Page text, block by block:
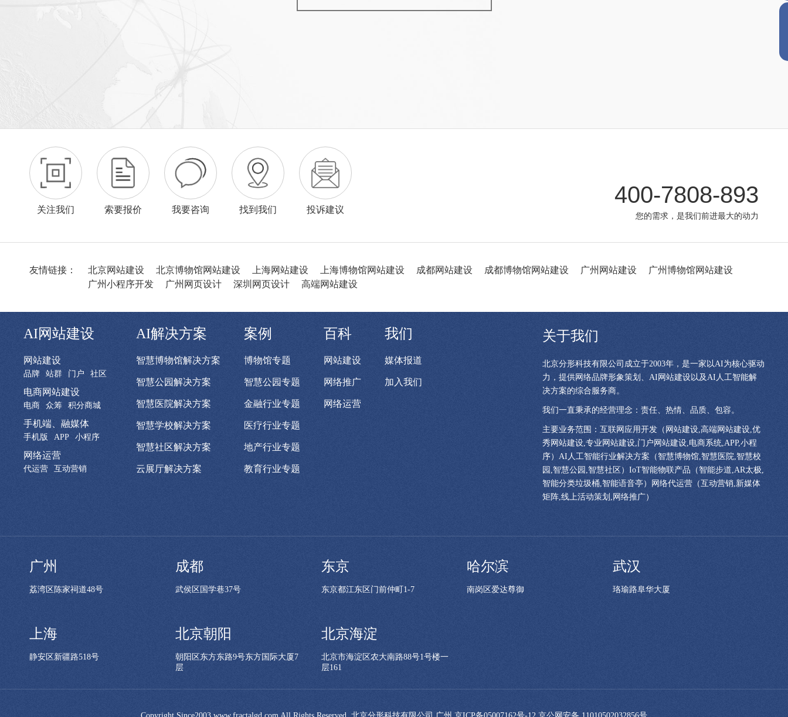
关注我们 索要报价 我要咨询 找到我们 投诉建议
400-7808-893
您的需求，是我们前进最大的动力
友情链接： 北京网站建设 北京博物馆网站建设 上海网站建设 上海博物馆网站建设 成都网站建设 成都博物馆网站建设 广州网站建设
广州博物馆网站建设
广州小程序开发
广州网页设计 深圳网页设计 高端网站建设
AI网站建设
网站建设
品牌 站群 门户 社区
电商网站建设
电商 众筹 积分商城
手机端、融媒体
手机版 APP 小程序
网络运营
代运营 互动营销
AI解决方案
智慧博物馆解决方案
智慧公园解决方案
智慧医院解决方案
智慧学校解决方案
智慧社区解决方案
云展厅解决方案
案例
博物馆专题
智慧公园专题
金融行业专题
医疗行业专题
地产行业专题
教育行业专题
百科
网站建设
网络推广
网络运营
我们
媒体报道
加入我们
关于我们
北京分形科技有限公司成立于2003年，是一家以AI为核心驱动
力，提供网络品牌形象策划、AI网站建设以及AI人工智能解
决方案的综合服务商。
我们一直秉承的经营理念：责任、热情、品质、包容。
主要业务范围：互联网应用开发（网站建设,高端网站建设,优
秀网站建设,专业网站建设,门户网站建设,电商系统,APP,小程
序）AI人工智能行业解决方案（智慧博物馆,智慧医院,智慧校
园,智慧公园,智慧社区）IoT智能物联产品（智能步道,AR太极,
智能分类垃圾桶,智能语音亭）网络代运营（互动营销,新媒体
矩阵,线上活动策划,网络推广）
广州
荔湾区陈家祠道48号
成都
武侯区国学巷37号
东京
东京都江东区门前仲町1-7
哈尔滨
南岗区爱达尊御
武汉
珞瑜路阜华大厦
上海
静安区新疆路518号
北京朝阳
朝阳区东方东路9号东方国际大厦7
层
北京海淀
北京市海淀区农大南路88号1号楼一
层161